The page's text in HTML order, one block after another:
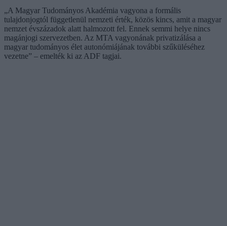
„A Magyar Tudományos Akadémia vagyona a formális
tulajdonjogtól függetlenül nemzeti érték, közös kincs, amit a magyar
nemzet évszázadok alatt halmozott fel. Ennek semmi helye nincs
magánjogi szervezetben. Az MTA vagyonának privatizálása a
magyar tudományos élet autonómiájának további szűküléséhez
vezetne” – emelték ki az ADF tagjai.